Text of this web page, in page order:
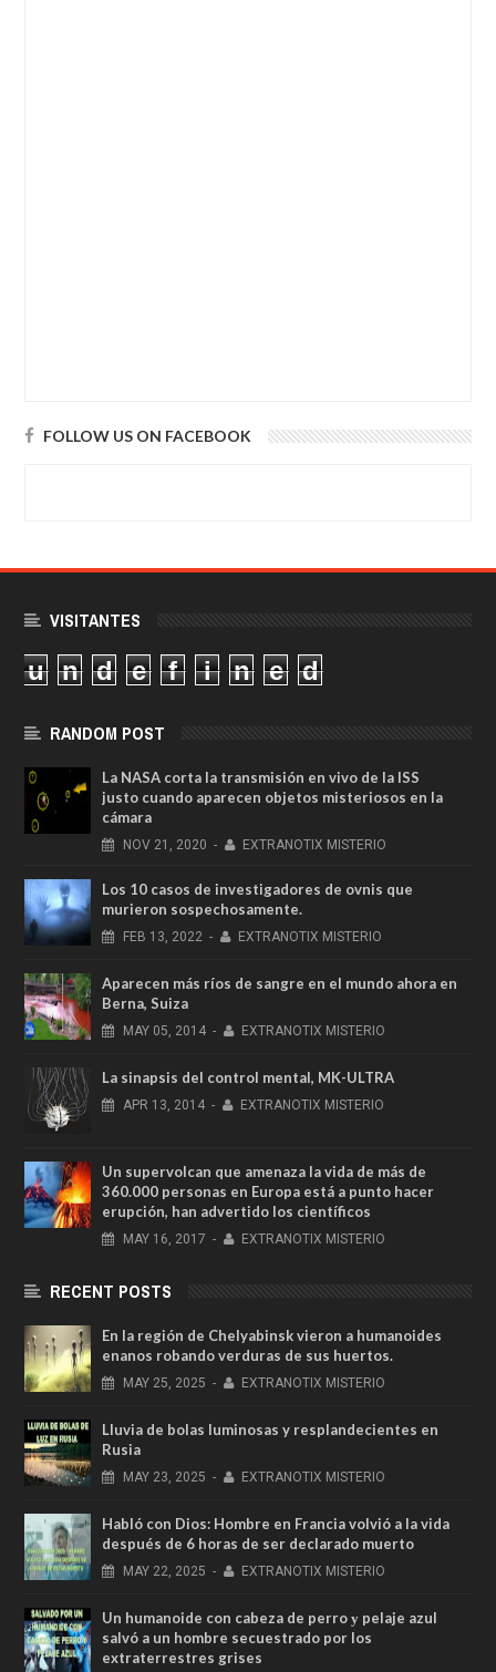
FOLLOW US ON FACEBOOK
VISITANTES
u n d e f i n e d
RANDOM POST
La NASA corta la transmisión en vivo de la ISS
justo cuando aparecen objetos misteriosos en la
cámara
NOV 21, 2020 - EXTRANOTIX MISTERIO
Los 10 casos de investigadores de ovnis que
murieron sospechosamente.
FEB 13, 2022 - EXTRANOTIX MISTERIO
Aparecen más ríos de sangre en el mundo ahora en
Berna, Suiza
MAY 05, 2014 - EXTRANOTIX MISTERIO
La sinapsis del control mental, MK-ULTRA
APR 13, 2014 - EXTRANOTIX MISTERIO
Un supervolcan que amenaza la vida de más de
360.000 personas en Europa está a punto hacer
erupción, han advertido los científicos
MAY 16, 2017 - EXTRANOTIX MISTERIO
RECENT POSTS
En la región de Chelyabinsk vieron a humanoides
enanos robando verduras de sus huertos.
MAY 25, 2025 - EXTRANOTIX MISTERIO
Lluvia de bolas luminosas y resplandecientes en
Rusia
MAY 23, 2025 - EXTRANOTIX MISTERIO
Habló con Dios: Hombre en Francia volvió a la vida
después de 6 horas de ser declarado muerto
MAY 22, 2025 - EXTRANOTIX MISTERIO
Un humanoide con cabeza de perro у pelaje azul
salvó a un hombre secuestrado por los
extraterrestres grises